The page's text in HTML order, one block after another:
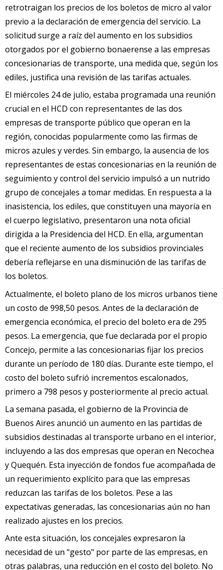
retrotraigan los precios de los boletos de micro al valor
previo a la declaración de emergencia del servicio. La
solicitud surge a raíz del aumento en los subsidios
otorgados por el gobierno bonaerense a las empresas
concesionarias de transporte, una medida que, según los
ediles, justifica una revisión de las tarifas actuales.
El miércoles 24 de julio, estaba programada una reunión
crucial en el HCD con representantes de las dos
empresas de transporte público que operan en la
región, conocidas popularmente como las firmas de
micros azules y verdes. Sin embargo, la ausencia de los
representantes de estas concesionarias en la reunión de
seguimiento y control del servicio impulsó a un nutrido
grupo de concejales a tomar medidas. En respuesta a la
inasistencia, los ediles, que constituyen una mayoría en
el cuerpo legislativo, presentaron una nota oficial
dirigida a la Presidencia del HCD. En ella, argumentan
que el reciente aumento de los subsidios provinciales
debería reflejarse en una disminución de las tarifas de
los boletos.
Actualmente, el boleto plano de los micros urbanos tiene
un costo de 998,50 pesos. Antes de la declaración de
emergencia económica, el precio del boleto era de 295
pesos. La emergencia, que fue declarada por el propio
Concejo, permite a las concesionarias fijar los precios
durante un período de 180 días. Durante este tiempo, el
costo del boleto sufrió incrementos escalonados,
primero a 798 pesos y posteriormente al precio actual.
La semana pasada, el gobierno de la Provincia de
Buenos Aires anunció un aumento en las partidas de
subsidios destinadas al transporte urbano en el interior,
incluyendo a las dos empresas que operan en Necochea
y Quequén. Esta inyección de fondos fue acompañada de
un requerimiento explícito para que las empresas
reduzcan las tarifas de los boletos. Pese a las
expectativas generadas, las concesionarias aún no han
realizado ajustes en los precios.
Ante esta situación, los concejales expresaron la
necesidad de un "gesto" por parte de las empresas, en
otras palabras, una reducción en el costo del boleto. No